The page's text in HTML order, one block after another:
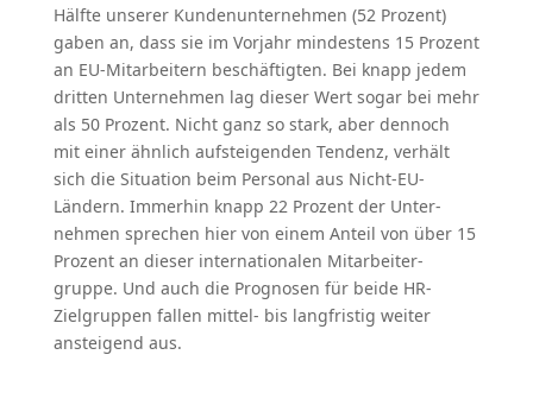
Hälfte unserer Kunden­un­ter­nehmen (52 Prozent)
gaben an, dass sie im Vorjahr mindestens 15 Prozent
an EU-Mitar­beitern beschäf­tigten. Bei knapp jedem
dritten Unter­nehmen lag dieser Wert sogar bei mehr
als 50 Prozent. Nicht ganz so stark, aber dennoch
mit einer ähnlich aufstei­genden Tendenz, verhält
sich die Situation beim Personal aus Nicht-EU-
Ländern. Immerhin knapp 22 Prozent der Unter­
nehmen sprechen hier von einem Anteil von über 15
Prozent an dieser inter­na­tio­nalen Mitar­bei­ter­
gruppe. Und auch die Prognosen für beide HR-
Zielgruppen fallen mittel- bis langfristig weiter
ansteigend aus.